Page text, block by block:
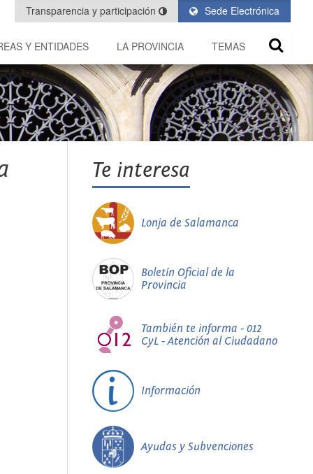
Sede Electrónica
Transparencia y participación
Y ENTIDADES LA PROVINCIA TEMAS
Te interesa
Lonja de Salamanca
Boletín Oficial de la
Provincia
También te informa - 012
CyL - Atención al Ciudadano
Información
Ayudas y Subvenciones